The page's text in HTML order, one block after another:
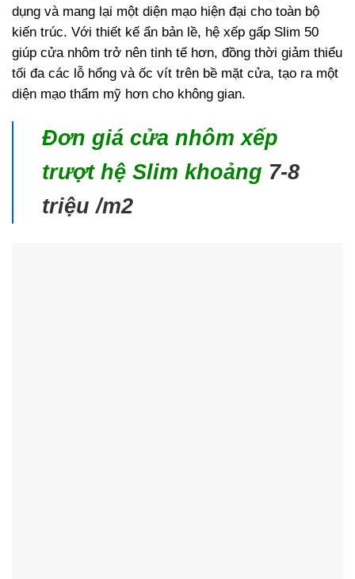
dụng và mang lại một diện mạo hiện đại cho toàn bộ
kiến trúc. Với thiết kế ẩn bản lề, hệ xếp gấp Slim 50
giúp cửa nhôm trở nên tinh tế hơn, đồng thời giảm thiểu
tối đa các lỗ hổng và ốc vít trên bề mặt cửa, tạo ra một
diện mạo thẩm mỹ hơn cho không gian.
Đơn giá cửa nhôm xếp
trượt hệ Slim khoảng 7-8
triệu /m2